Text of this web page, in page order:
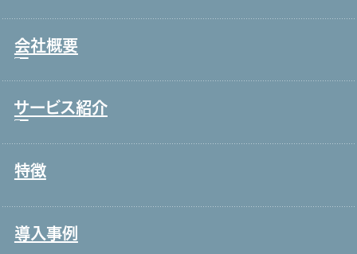
会社概要
トップメッセージ
事業戦略・事業領域
ブランド理念
沿革
サービス紹介
コールセンター・オフィスワーク
製造・工場
宿泊・外食
特徴
導入事例